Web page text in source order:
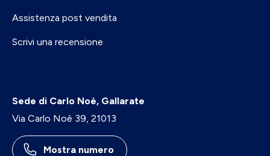
Assistenza post vendita
Scrivi una recensione
Sede di Carlo Noè, Gallarate
Via Carlo Noè 39, 21013
Mostra numero